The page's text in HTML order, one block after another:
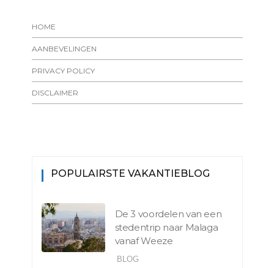
HOME
AANBEVELINGEN
PRIVACY POLICY
DISCLAIMER
POPULAIRSTE VAKANTIEBLOG
De 3 voordelen van een
stedentrip naar Malaga
vanaf Weeze
BLOG